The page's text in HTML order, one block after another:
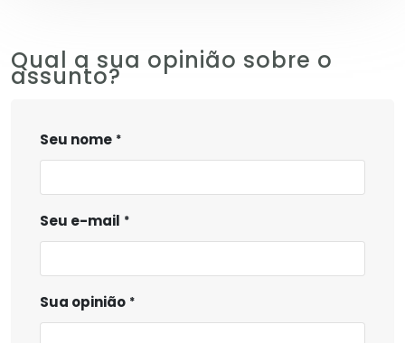
Qual a sua opinião sobre o
assunto?
Seu nome
Seu e-mail
Sua opinião